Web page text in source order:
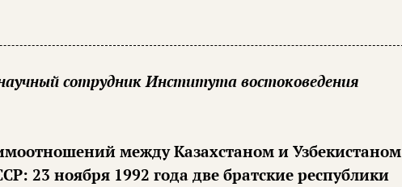
между Казахстаном и Узбекистаном
23 ноября 1992 года две братские республики